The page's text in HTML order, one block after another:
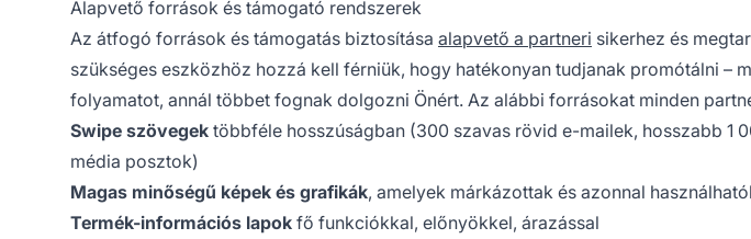
Alapvető források és támogató rendszerek
Az átfogó források és támogatás biztosítása alapvető a partneri sikerhez és
szükséges eszközhöz hozzá kell férniük, hogy hatékonyan tudjanak promótálni –
folyamatot, annál többet fognak dolgozni Önért. Az alábbi forrásokat minden
Swipe szövegek többféle hosszúságban (300 szavas rövid e-mailek, hosszabb 1
média posztok)
Magas minőségű képek és grafikák, amelyek márkázottak és azonnal
Termék-információs lapok fő funkciókkal, előnyökkel, árazással